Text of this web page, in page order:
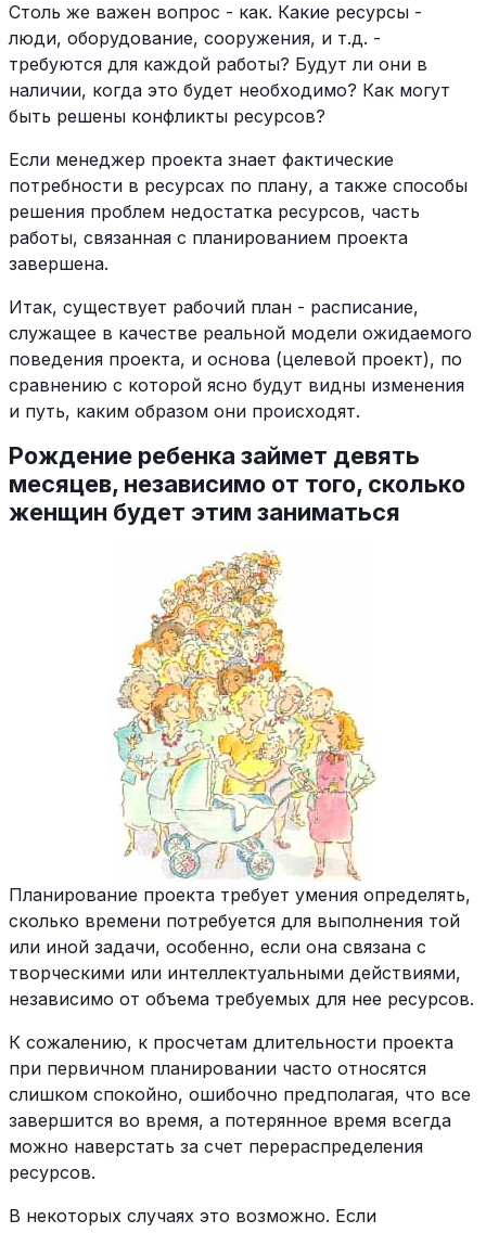
Столь же важен вопрос - как. Какие ресурсы -
люди, оборудование, сооружения, и т.д. -
требуются для каждой работы? Будут ли они в
наличии, когда это будет необходимо? Как могут
быть решены конфликты ресурсов?
Если менеджер проекта знает фактические
потребности в ресурсах по плану, а также способы
решения проблем недостатка ресурсов, часть
работы, связанная с планированием проекта
завершена.
Итак, существует рабочий план - расписание,
служащее в качестве реальной модели ожидаемого
поведения проекта, и основа (целевой проект), по
сравнению с которой ясно будут видны изменения
и путь, каким образом они происходят.
Рождение ребенка займет девять
месяцев, независимо от того, сколько
женщин будет этим заниматься
Планирование проекта требует умения определять,
сколько времени потребуется для выполнения той
или иной задачи, особенно, если она связана с
творческими или интеллектуальными действиями,
независимо от объема требуемых для нее ресурсов.
К сожалению, к просчетам длительности проекта
при первичном планировании часто относятся
слишком спокойно, ошибочно предполагая, что все
завершится во время, а потерянное время всегда
можно наверстать за счет перераспределения
ресурсов.
В некоторых случаях это возможно. Если